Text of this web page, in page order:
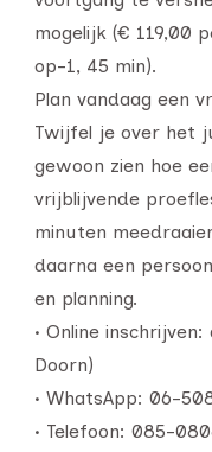
mogelijk (€ 119,00
op-1, 45 min).
Plan vandaag een
Twijfel je over het
gewoon zien hoe
vrijblijvende
minuten
daarna een
en planning.
• Online
Doorn)
• WhatsApp: 06-
• Telefoon: 085-